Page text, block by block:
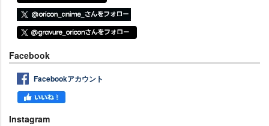
Facebook
Facebookアカウント
Instagram